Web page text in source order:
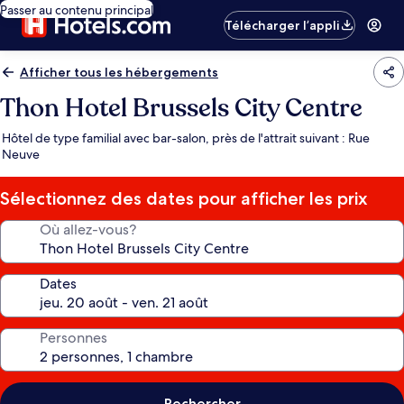
Passer au contenu principal
Télécharger l’appli
Afficher tous les hébergements
Thon Hotel Brussels City Centre
Hôtel de type familial avec bar-salon, près de l'attrait suivant : Rue
Neuve
Sélectionnez des dates pour afficher les prix
Où allez-vous?
Dates
Personnes